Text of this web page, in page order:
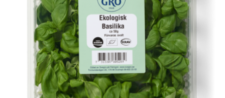
Dressing
Vinägrett
Örtolja
Marinad
Kryddsmör
Örtsalt & rub
Timjan
Oregano
Citronmeliss
Röd
Allt om sallat
Vårt sortiment
Fixa vinägretten
Dressingen gör salladen